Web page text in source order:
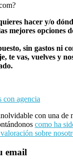
hacer y/o
mejores opciones
sin gastos ni
te vas, vuelves y
con agencia
con una de
como ha
sobre
email